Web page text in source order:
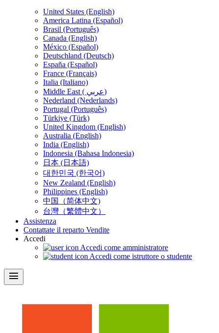
United States (English)
America Latina (Español)
Brasil (Português)
Canada (English)
México (Español)
Deutschland (Deutsch)
España (Español)
France (Français)
Italia (Italiano)
Middle East ( عربي)
Nederland (Nederlands)
Portugal (Português)
Türkiye (Türk)
United Kingdom (English)
Australia (English)
India (English)
Indonesia (Bahasa Indonesia)
日本 (日本語)
대한민국 (한국어)
New Zealand (English)
Philippines (English)
中国（简体中文)
台灣（繁體中文）
Assistenza
Contattate il reparto Vendite
Accedi
Accedi come amministratore
Accedi come istruttore o studente
menu